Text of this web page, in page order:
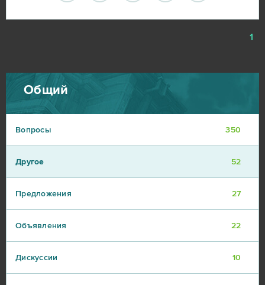
1
Общий
Вопросы 350
Другое 52
Предложения 27
Объявления 22
Дискуссии 10